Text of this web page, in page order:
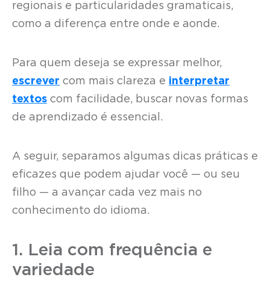
regionais e particularidades gramaticais,
como a diferença entre onde e aonde.
Para quem deseja se expressar melhor,
escrever com mais clareza e interpretar
textos com facilidade, buscar novas formas
de aprendizado é essencial.
A seguir, separamos algumas dicas práticas e
eficazes que podem ajudar você — ou seu
filho — a avançar cada vez mais no
conhecimento do idioma.
1. Leia com frequência e
variedade